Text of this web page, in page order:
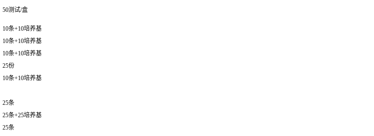
50测试/盒
10条+10培养基
10条+10培养基
10条+10培养基
25份
10条+10培养基
25条
25条+25培养基
25条